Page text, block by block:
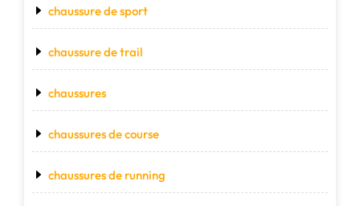
chaussure de sport
chaussure de trail
chaussures
chaussures de course
chaussures de running